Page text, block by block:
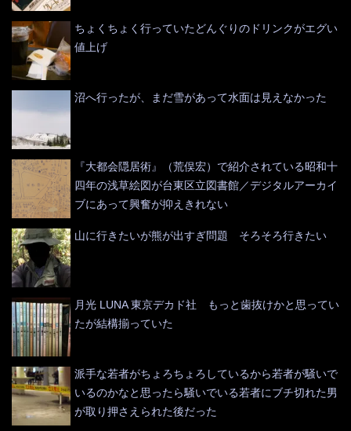
ちょくちょく行っていたどんぐりのドリンクがエグい
値上げ
沼へ行ったが、まだ雪があって水面は見えなかった
『大都会隠居術』（荒俣宏）で紹介されている昭和十
四年の浅草絵図が台東区立図書館／デジタルアーカイ
ブにあって興奮が抑えきれない
山に行きたいが熊が出すぎ問題 そろそろ行きたい
月光 LUNA 東京デカド社 もっと歯抜けかと思ってい
たが結構揃っていた
派手な若者がちょろちょろしているから若者が騒いで
いるのかなと思ったら騒いでいる若者にブチ切れた男
が取り押さえられた後だった